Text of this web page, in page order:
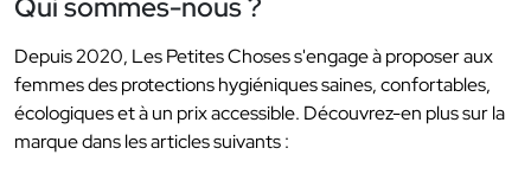
Depuis 2020, Les Petites Choses s'engage à proposer aux
femmes des protections hygiéniques saines, confortables,
écologiques et à un prix accessible. Découvrez-en plus sur la
marque dans les articles suivants :